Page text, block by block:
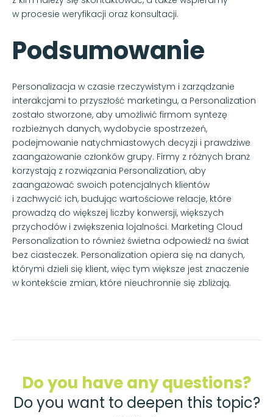
w procesie weryfikacji oraz konsultacji.
Podsumowanie
Personalizacja w czasie rzeczywistym i zarządzanie
interakcjami to przyszłość marketingu, a Personalization
zostało stworzone, aby umożliwić firmom syntezę
rozbieżnych danych, wydobycie spostrzeżeń,
podejmowanie natychmiastowych decyzji i prawdziwe
zaangażowanie członków grupy. Firmy z różnych branż
korzystają z rozwiązania Personalization, aby
zaangażować swoich potencjalnych klientów
i zachwycić ich, budując wartościowe relacje, które
prowadzą do większej liczby konwersji, większych
przychodów i zwiększenia lojalności. Marketing Cloud
Personalization to również świetna odpowiedź na świat
bez ciasteczek. Personalization opiera się na danych,
którymi dzieli się klient, więc tym większe jest znaczenie
w kontekście zmian, które nieuchronnie się zbliżają.
Do you have any questions?
Do you want to deepen this topic?